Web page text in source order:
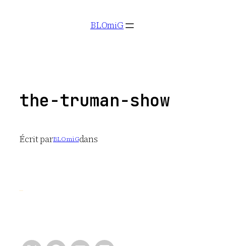
BLOmiG
the-truman-show
Écrit parBLOmiGdans